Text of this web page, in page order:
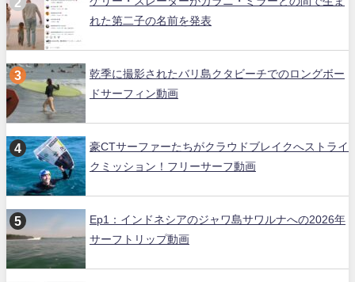
れた第二子の名前を発表
乾季に撮影されたバリ島クタビーチでのロングボー
ドサーフィン動画
豪CTサーファーたちがクラウドブレイクへストライ
クミッション！フリーサーフ動画
Ep1：インドネシアのジャワ島サワルナへの2026年
サーフトリップ動画